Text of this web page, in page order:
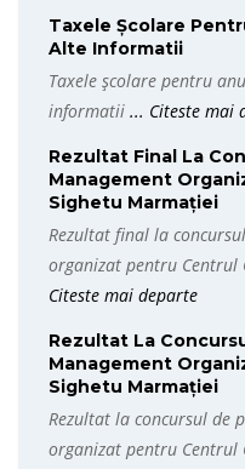
Taxele Școlare
Alte Informatii
Taxele școlare pentru
informatii ... Citeste mai
Rezultat Final La
Management
Sighetu Marmației
Rezultat final la
organizat pentru
Citeste mai departe
Rezultat La
Management
Sighetu Marmației
Rezultat la concursul de
organizat pentru